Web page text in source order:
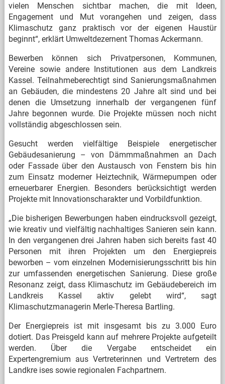
vielen Menschen sichtbar machen, die mit Ideen,
Engagement und Mut vorangehen und zeigen, dass
Klimaschutz ganz praktisch vor der eigenen Haustür
beginnt“, erklärt Umweltdezernent Thomas Ackermann.
Bewerben können sich Privatpersonen, Kommunen,
Vereine sowie andere Institutionen aus dem Landkreis
Kassel. Teilnahmeberechtigt sind Sanierungsmaßnahmen
an Gebäuden, die mindestens 20 Jahre alt sind und bei
denen die Umsetzung innerhalb der vergangenen fünf
Jahre begonnen wurde. Die Projekte müssen noch nicht
vollständig abgeschlossen sein.
Gesucht werden vielfältige Beispiele energetischer
Gebäudesanierung – von Dämmmaßnahmen an Dach
oder Fassade über den Austausch von Fenstern bis hin
zum Einsatz moderner Heiztechnik, Wärmepumpen oder
erneuerbarer Energien. Besonders berücksichtigt werden
Projekte mit Innovationscharakter und Vorbildfunktion.
„Die bisherigen Bewerbungen haben eindrucksvoll gezeigt,
wie kreativ und vielfältig nachhaltiges Sanieren sein kann.
In den vergangenen drei Jahren haben sich bereits fast 40
Personen mit ihren Projekten um den Energiepreis
beworben – vom einzelnen Modernisierungsschritt bis hin
zur umfassenden energetischen Sanierung. Diese große
Resonanz zeigt, dass Klimaschutz im Gebäudebereich im
Landkreis Kassel aktiv gelebt wird“, sagt
Klimaschutzmanagerin Merle-Theresa Bartling.
Der Energiepreis ist mit insgesamt bis zu 3.000 Euro
dotiert. Das Preisgeld kann auf mehrere Projekte aufgeteilt
werden. Über die Vergabe entscheidet ein
Expertengremium aus Vertreterinnen und Vertretern des
Landkre ises sowie regionalen Fachpartnern.